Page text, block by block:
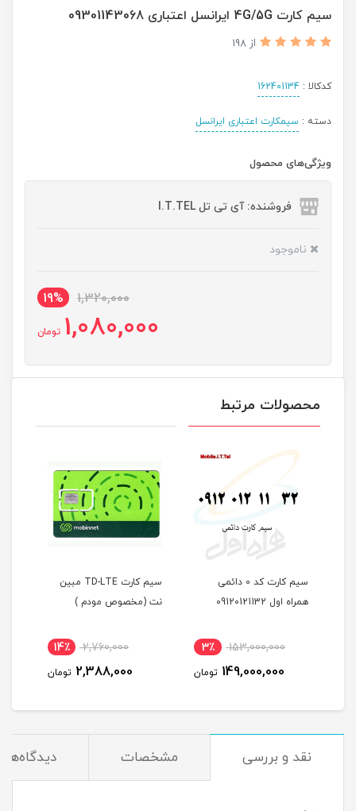
سیم کارت 4G/5G ایرانسل اعتباری 09301143068
از 198
کدکالا : 162401134
دسته : سیمکارت اعتباری ایرانسل
ویژگی‌های محصول
فروشنده: آی تی تل I.T.TEL
ناموجود
1,320,000
19%
1,080,000 تومان
محصولات مرتبط
سیم کارت کد 0 دائمی
همراه اول 09120121132
153,000,000 3٪
149,000,000 تومان
سیم کارت TD-LTE مبین
نت (مخصوص مودم )
2,760,000 14٪
2,388,000 تومان
نقد و بررسی مشخصات دیدگاه‌ها